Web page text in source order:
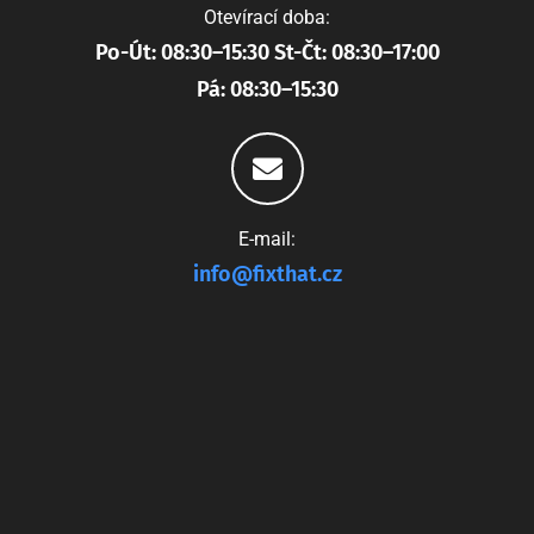
Otevírací doba:
Po-Út: 08:30–15:30 St-Čt: 08:30–17:00
Pá: 08:30–15:30
E-mail:
info@fixthat.cz